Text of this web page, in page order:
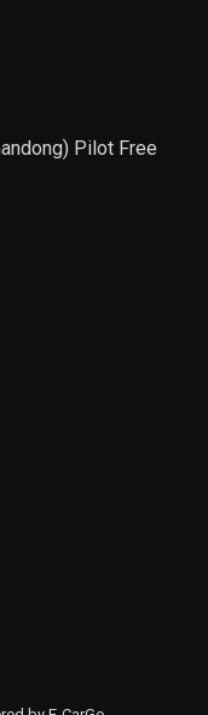
Pilot Free